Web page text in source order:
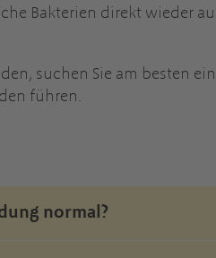
Bakterien direkt wieder
suchen Sie am besten
führen.
normal?